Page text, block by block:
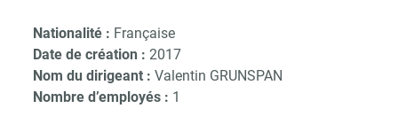
Nationalité : Française
Date de création : 2017
Nom du dirigeant : Valentin GRUNSPAN
Nombre d’employés : 1